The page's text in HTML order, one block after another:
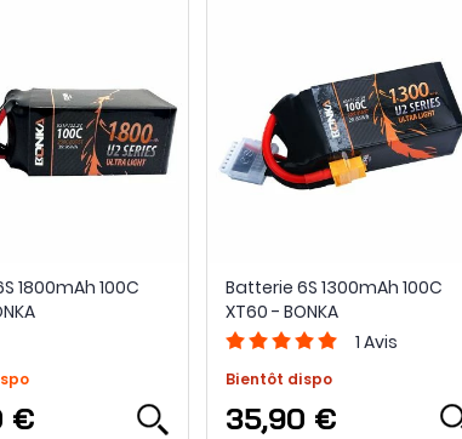
1800mAh 100C
€
Batterie 6S 1300mAh 100C
XT60 - BONKA
1 Avis
Bientôt dispo
35,90 €